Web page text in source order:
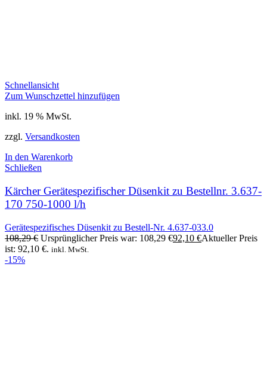
Schnellansicht
Zum Wunschzettel hinzufügen
inkl. 19 % MwSt.
zzgl. Versandkosten
In den Warenkorb
Schließen
Kärcher Gerätespezifischer Düsenkit zu Bestellnr. 3.637-
170 750-1000 l/h
Gerätespezifisches Düsenkit zu Bestell-Nr. 4.637-033.0
108,29€ Ursprünglicher Preis war: 108,29 €92,10 €Aktueller Preis
ist: 92,10 €. inkl. MwSt.
-15%